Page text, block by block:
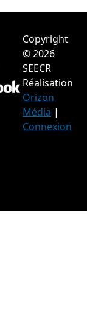
Copyright
© 2026
SEECR
Réalisation
Orizon
Média |
Connexion